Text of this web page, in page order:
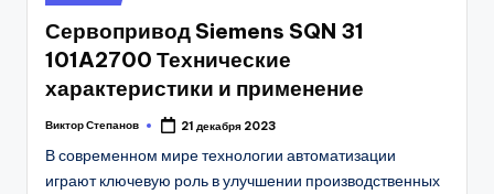
in
Сервопривод Siemens SQN 31
101A2700 Технические
характеристики и применение
Posted
Виктор Степанов 21 декабря 2023
В современном мире технологии автоматизации
играют ключевую роль в улучшении производственных